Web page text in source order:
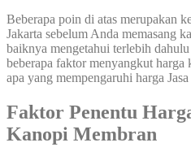
Beberapa poin di atas merupakan
Jakarta sebelum Anda memasang
baiknya mengetahui terlebih
beberapa faktor menyangkut harga
apa yang mempengaruhi harga
Faktor Penentu
Kanopi Membran